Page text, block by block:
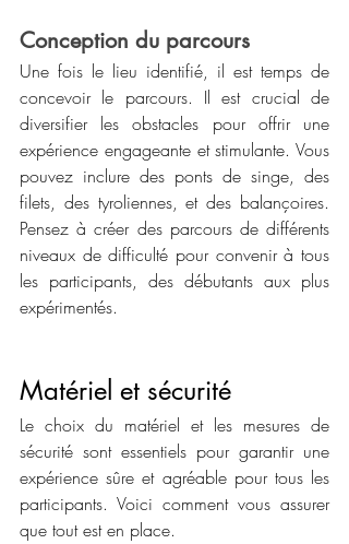
Conception du parcours
Une fois le lieu identifié, il est temps de
concevoir le parcours. Il est crucial de
diversifier les obstacles pour offrir une
expérience engageante et stimulante. Vous
pouvez inclure des ponts de singe, des
filets, des tyroliennes, et des balançoires.
Pensez à créer des parcours de différents
niveaux de difficulté pour convenir à tous
les participants, des débutants aux plus
expérimentés.
Matériel et sécurité
Le choix du matériel et les mesures de
sécurité sont essentiels pour garantir une
expérience sûre et agréable pour tous les
participants. Voici comment vous assurer
que tout est en place.